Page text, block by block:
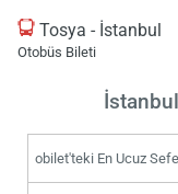
Tosya - İstanbul
Otobüs Bileti
obilet'teki En Ucuz